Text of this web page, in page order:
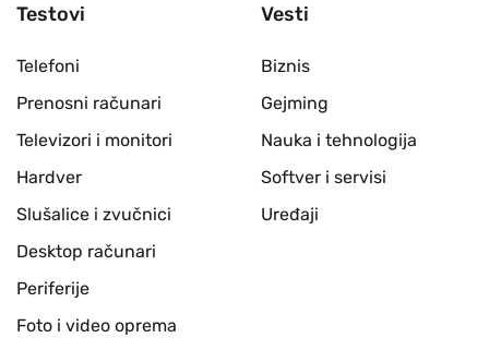
Testovi
Telefoni
Prenosni računari
Televizori i monitori
Hardver
Slušalice i zvučnici
Desktop računari
Periferije
Foto i video oprema
Vesti
Biznis
Gejming
Nauka i tehnologija
Softver i servisi
Uređaji